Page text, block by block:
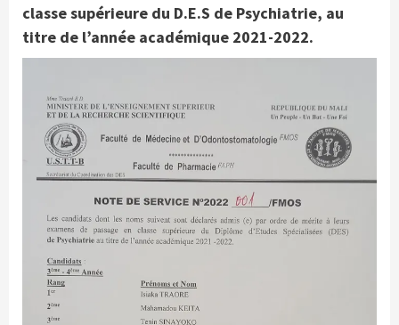
classe supérieure du D.E.S de Psychiatrie, au
titre de l’année académique 2021-2022.